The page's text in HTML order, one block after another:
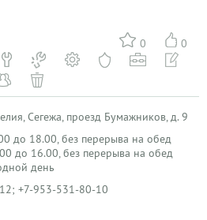
0 0
Сегежа, проезд Бумажников, д. 9
до 18.00, без перерыва на обед
до 16.00, без перерыва на обед
день
+7-953-531-80-10